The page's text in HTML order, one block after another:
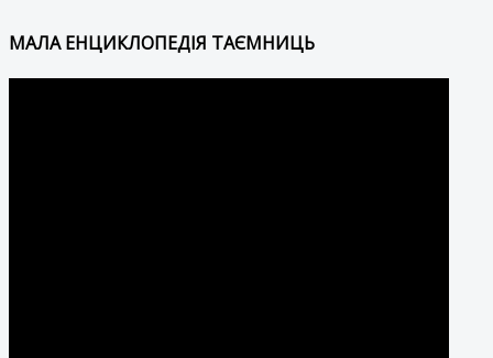
МАЛА ЕНЦИКЛОПЕДІЯ ТАЄМНИЦЬ